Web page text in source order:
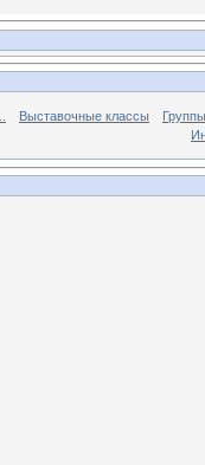
Выставочные классы